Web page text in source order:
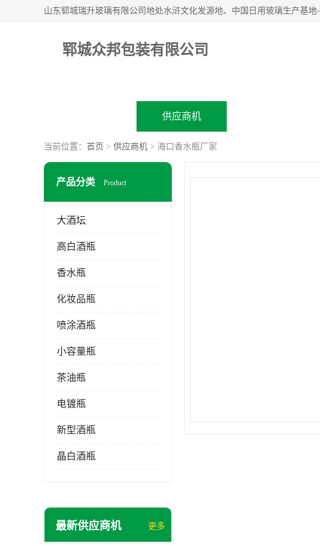
郓城众邦包装有限公司
供应商机
当前位置： 首页 > 供应商机 > 海口香水瓶厂家
产品分类 Product
大酒坛
高白酒瓶
香水瓶
化妆品瓶
喷涂酒瓶
小容量瓶
茶油瓶
电镀瓶
新型酒瓶
晶白酒瓶
最新供应商机 更多